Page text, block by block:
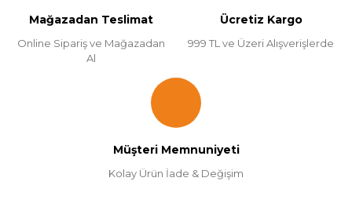
Mağazadan Teslimat
Online Sipariş ve Mağazadan
Al
Ücretiz Kargo
999 TL ve Üzeri Alışverişlerde
Müşteri Memnuniyeti
Kolay Ürün İade & Değişim